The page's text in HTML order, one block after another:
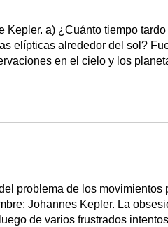
Kepler. a) ¿Cuánto tiempo
elípticas alrededor del sol?
en el cielo y los
problema de los
Johannes Kepler. La
de varios frustrados